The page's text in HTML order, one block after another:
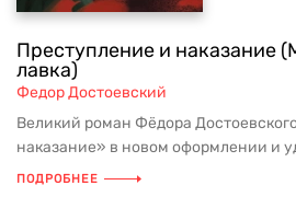
Преступление и наказание
лавка)
Федор Достоевский
Великий роман Фёдора
наказание» в новом оформлении и
ПОДРОБНЕЕ